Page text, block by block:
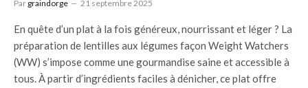
Par graindorge 21 septembre 2025
En quête d’un plat à la fois généreux, nourrissant et léger ? La
préparation de lentilles aux légumes façon Weight Watchers
(WW) s’impose comme une gourmandise saine et accessible à
tous. À partir d’ingrédients faciles à dénicher, ce plat offre